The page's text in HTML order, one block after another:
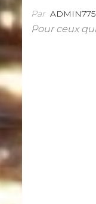
Par
Pour ceux